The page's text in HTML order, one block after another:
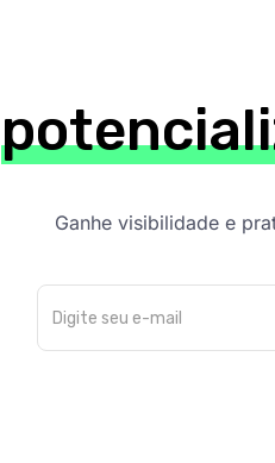
Ganhe visibilidade e